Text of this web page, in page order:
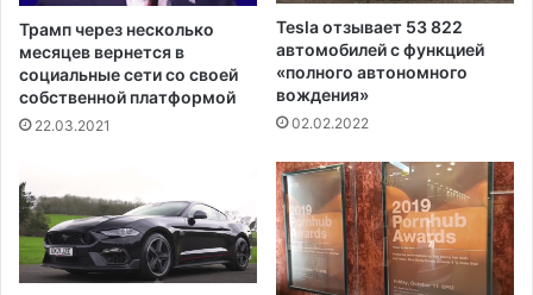
а
р
к
у
м
е
р
н
и
я
,
п
в
ы
й
с
Трамп через несколько
месяцев вернется в
социальные сети со своей
собственной платформой
22.03.2021
Tesla отзывает 53 822
автомобилей с функцией
«полного автономного
вождения»
02.02.2022